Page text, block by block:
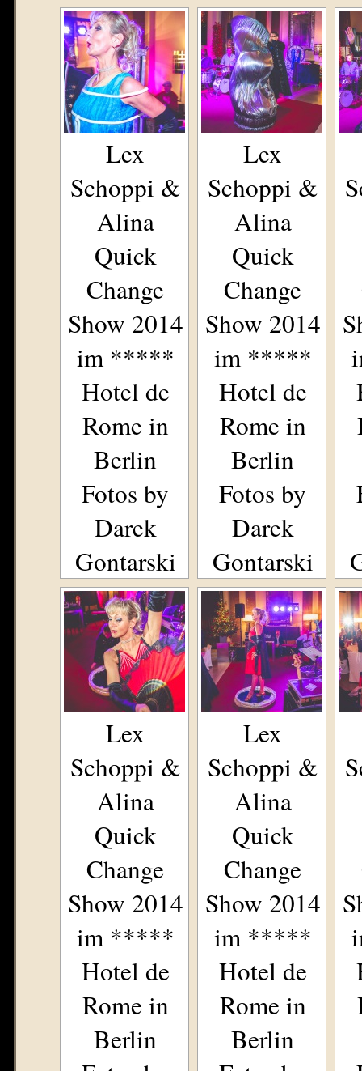
Lex
Schoppi &
Alina
Quick
Change
Show 2014
im *****
Hotel de
Rome in
Berlin
Fotos by
Darek
Gontarski
Lex
Schoppi &
Alina
Quick
Change
Show 2014
im *****
Hotel de
Rome in
Berlin
Fotos by
Darek
Gontarski
Lex
Schoppi &
Alina
Quick
Change
Show 2014
im *****
Hotel de
Rome in
Berlin
Lex
Schoppi &
Alina
Quick
Change
Show 2014
im *****
Hotel de
Rome in
Berlin